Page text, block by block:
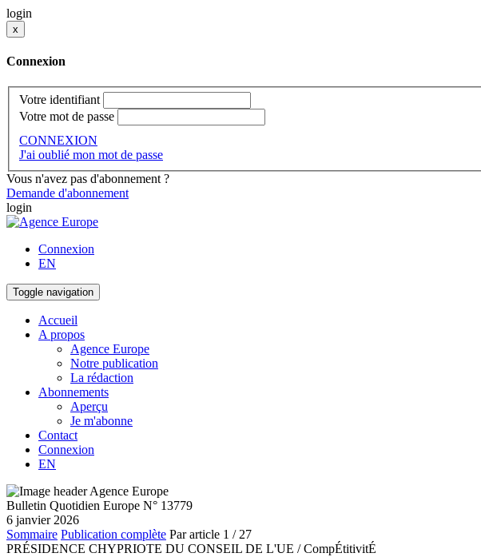
login
x
Connexion
Votre identifiant
Votre mot de passe
CONNEXION
J'ai oublié mon mot de passe
Vous n'avez pas d'abonnement ?
Demande d'abonnement
login
Connexion
EN
Toggle navigation
Accueil
A propos
Agence Europe
Notre publication
La rédaction
Abonnements
Aperçu
Je m'abonne
Contact
Connexion
EN
Bulletin Quotidien Europe N° 13779
6 janvier 2026
Sommaire Publication complète Par article 1 / 27
PRÉSIDENCE CHYPRIOTE DU CONSEIL DE L'UE / CompÉtitivitÉ